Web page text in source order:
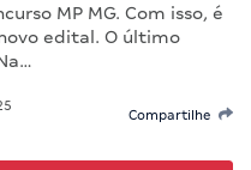
MP MG. Com isso, é
edital. O último
Compartilhe